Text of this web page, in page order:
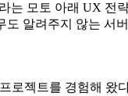
모토 아래 UX 전
알려주지 않는 서
젝트를 경험해